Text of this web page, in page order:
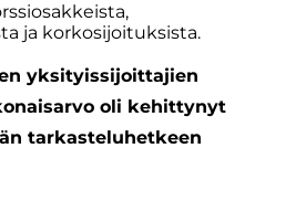
ja korkosijoituksista.
yksityissijoittajien
oli kehittynyt
tarkasteluhetkeen